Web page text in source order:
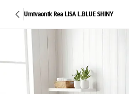
Umivaonik Rea LISA L.BLUE SHINY